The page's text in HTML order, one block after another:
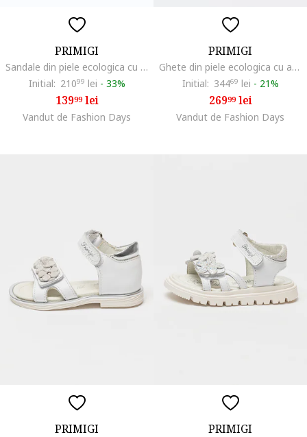
PRIMIGI
Sandale din piele ecologica cu inchidere velcro, Alb
Initial: 21099 lei - 33%
13999lei
Vandut de Fashion Days
PRIMIGI
Ghete din piele ecologica cu aspect metalizat, Argintiu inchis
Initial: 34469 lei - 21%
26999lei
Vandut de Fashion Days
PRIMIGI PRIMIGI